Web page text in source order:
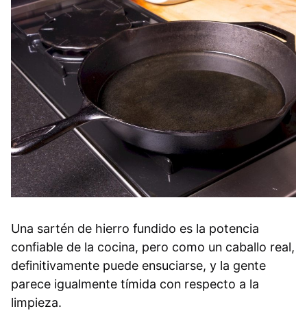
Una sartén de hierro fundido es la potencia
confiable de la cocina, pero como un caballo real,
definitivamente puede ensuciarse, y la gente
parece igualmente tímida con respecto a la
limpieza.